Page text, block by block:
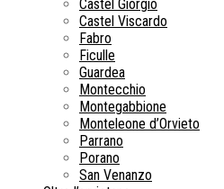
Castel Giorgio
Castel Viscardo
Fabro
Ficulle
Guardea
Montecchio
Montegabbione
Monteleone d’Orvieto
Parrano
Porano
San Venanzo